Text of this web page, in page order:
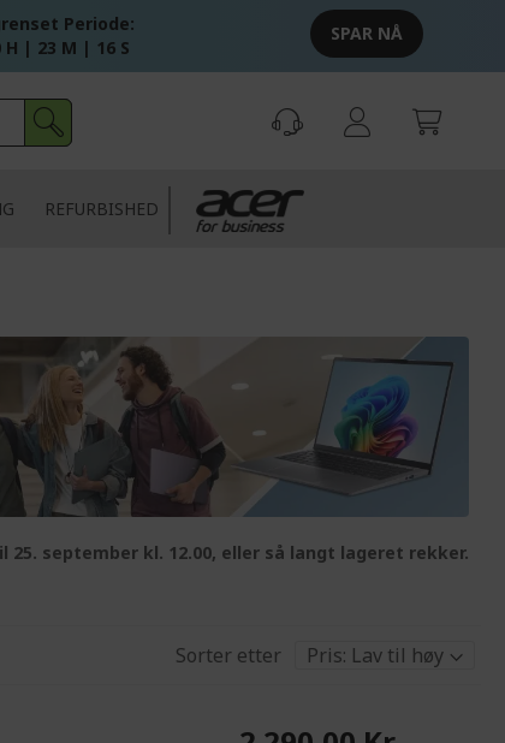
Periode:
H | 23 M | 16 S
SPAR NÅ
REFURBISHED
25. september kl. 12.00, eller så langt lageret rekker.
Sorter etter